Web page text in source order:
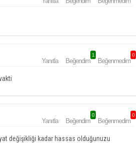
Yanıtla Beğendim
1
Beğenmedim
0
Yanıtla Beğendim
0
Beğenmedim
0
değişikliği kadar hassas olduğunuzu